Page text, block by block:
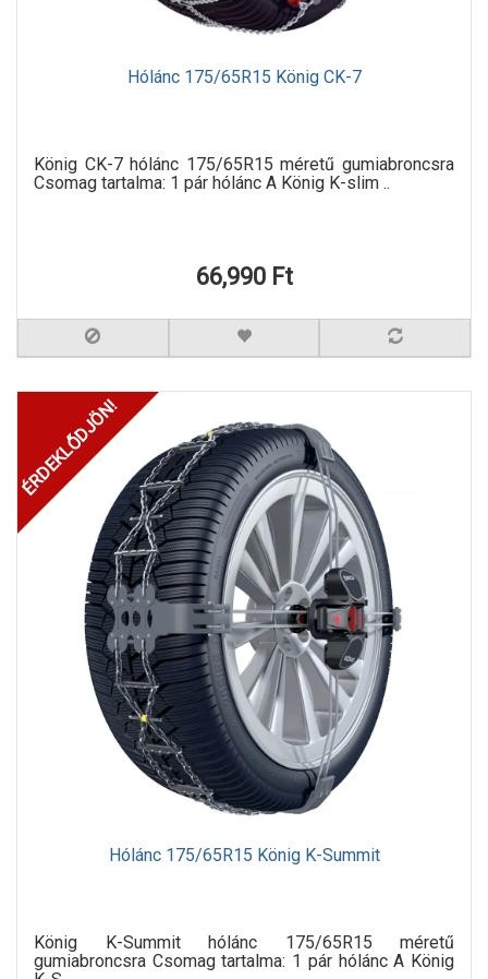
Hólánc 175/65R15 König CK-7
König CK-7 hólánc 175/65R15 méretű gumiabroncsra
Csomag tartalma: 1 pár hólánc A König K-slim ..
66,990 Ft
ÉRDEKLŐDJÖN!
Hólánc 175/65R15 König K-Summit
König K-Summit hólánc 175/65R15 méretű
gumiabroncsra Csomag tartalma: 1 pár hólánc A König